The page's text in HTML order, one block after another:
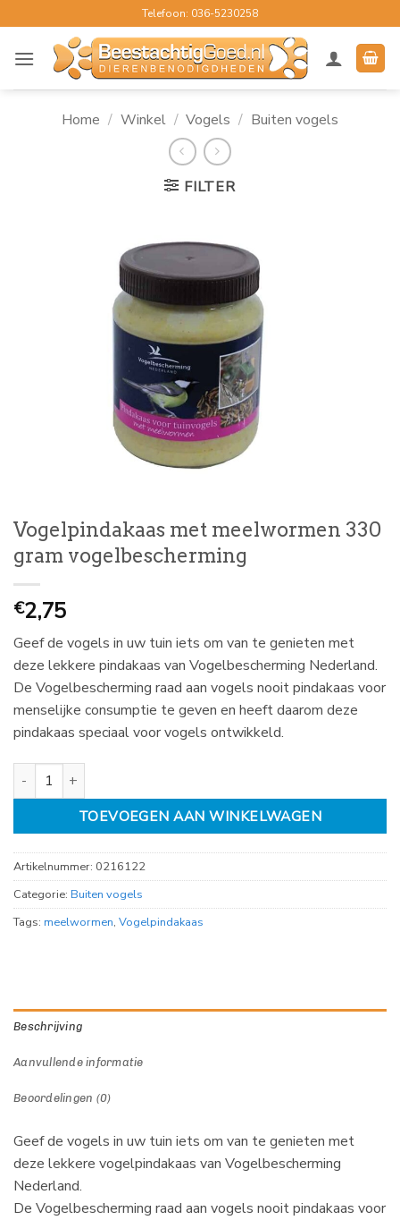
naar
inhoud
Telefoon: 036-5230258
Home / Winkel / Vogels / Buiten vogels
FILTER
Vogelpindakaas met meelwormen 330
gram vogelbescherming
€2,75
Geef de vogels in uw tuin iets om van te genieten met
deze lekkere pindakaas van Vogelbescherming Nederland.
De Vogelbescherming raad aan vogels nooit pindakaas voor
menselijke consumptie te geven en heeft daarom deze
pindakaas speciaal voor vogels ontwikkeld.
Vogelpindakaas met meelwormen 330 gram vogelbescherming
TOEVOEGEN AAN WINKELWAGEN
Artikelnummer: 0216122
Categorie: Buiten vogels
Tags: meelwormen, Vogelpindakaas
Beschrijving
Aanvullende informatie
Beoordelingen (0)
Geef de vogels in uw tuin iets om van te genieten met
deze lekkere vogelpindakaas van Vogelbescherming
Nederland.
De Vogelbescherming raad aan vogels nooit pindakaas voor